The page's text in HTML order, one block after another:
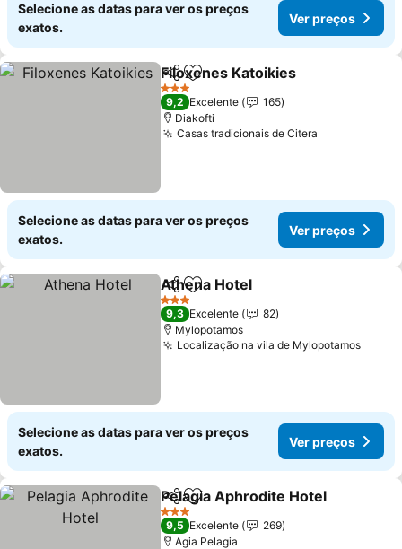
Selecione as datas para ver os preços
exatos.
Ver preços
PartilharAdicionar aos favoritos
Filoxenes Katoikies
3 Estrelas
9,2 Excelente
165
Diakofti
Casas tradicionais de Citera
Selecione as datas para ver os preços
exatos.
Ver preços
PartilharAdicionar aos favoritos
Athena Hotel
3 Estrelas
9,3 Excelente
82
Mylopotamos
Localização na vila de Mylopotamos
Selecione as datas para ver os preços
exatos.
Ver preços
PartilharAdicionar aos favoritos
Pelagia Aphrodite Hotel
3 Estrelas
9,5 Excelente
269
Agia Pelagia